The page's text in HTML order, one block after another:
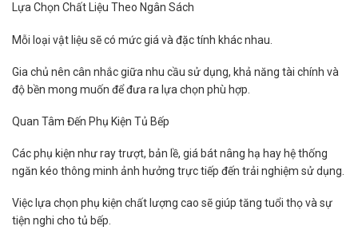
Lựa Chọn Chất Liệu Theo Ngân Sách
Mỗi loại vật liệu sẽ có mức giá và đặc tính khác nhau.
Gia chủ nên cân nhắc giữa nhu cầu sử dụng, khả năng tài chính và
độ bền mong muốn để đưa ra lựa chọn phù hợp.
Quan Tâm Đến Phụ Kiện Tủ Bếp
Các phụ kiện như ray trượt, bản lề, giá bát nâng hạ hay hệ thống
ngăn kéo thông minh ảnh hưởng trực tiếp đến trải nghiệm sử dụng.
Việc lựa chọn phụ kiện chất lượng cao sẽ giúp tăng tuổi thọ và sự
tiện nghi cho tủ bếp.